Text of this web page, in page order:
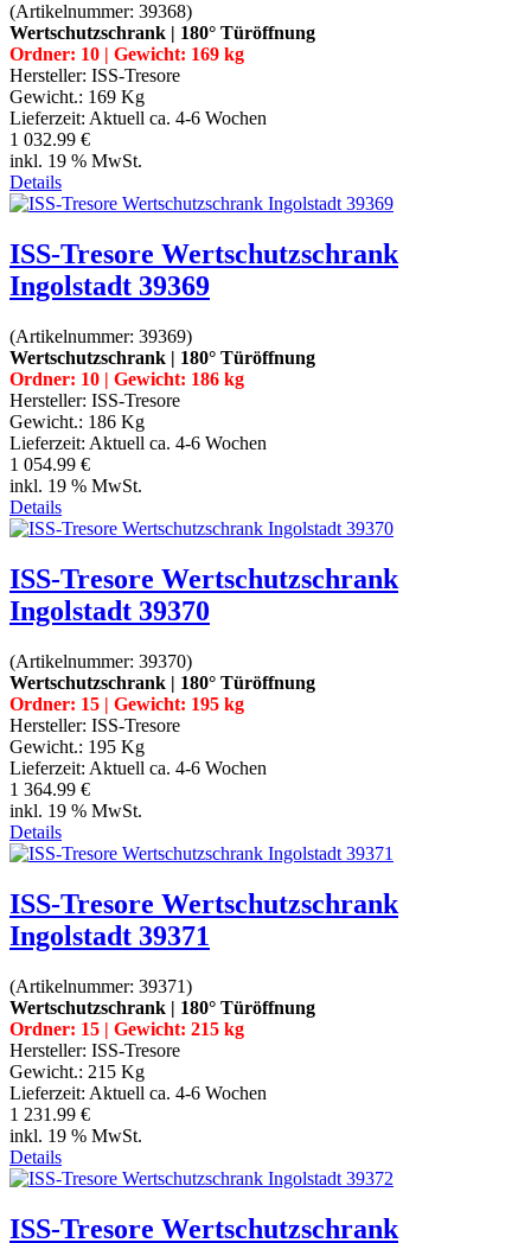
(Artikelnummer: 39368)
Wertschutzschrank | 180° Türöffnung
Ordner: 10 | Gewicht: 169 kg
Hersteller: ISS-Tresore
Gewicht.: 169 Kg
Lieferzeit: Aktuell ca. 4-6 Wochen
1 032.99 €
inkl. 19 % MwSt.
Details
ISS-Tresore Wertschutzschrank
Ingolstadt 39369
(Artikelnummer: 39369)
Wertschutzschrank | 180° Türöffnung
Ordner: 10 | Gewicht: 186 kg
Hersteller: ISS-Tresore
Gewicht.: 186 Kg
Lieferzeit: Aktuell ca. 4-6 Wochen
1 054.99 €
inkl. 19 % MwSt.
Details
ISS-Tresore Wertschutzschrank
Ingolstadt 39370
(Artikelnummer: 39370)
Wertschutzschrank | 180° Türöffnung
Ordner: 15 | Gewicht: 195 kg
Hersteller: ISS-Tresore
Gewicht.: 195 Kg
Lieferzeit: Aktuell ca. 4-6 Wochen
1 364.99 €
inkl. 19 % MwSt.
Details
ISS-Tresore Wertschutzschrank
Ingolstadt 39371
(Artikelnummer: 39371)
Wertschutzschrank | 180° Türöffnung
Ordner: 15 | Gewicht: 215 kg
Hersteller: ISS-Tresore
Gewicht.: 215 Kg
Lieferzeit: Aktuell ca. 4-6 Wochen
1 231.99 €
inkl. 19 % MwSt.
Details
ISS-Tresore Wertschutzschrank